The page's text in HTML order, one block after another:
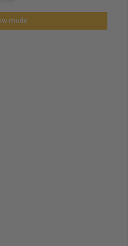
mode